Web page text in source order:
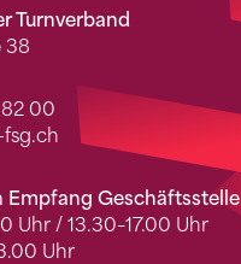
Turnverband
38
82 00
fsg.ch
Empfang Geschäftsstelle
Uhr / 13.30–17.00 Uhr
Uhr